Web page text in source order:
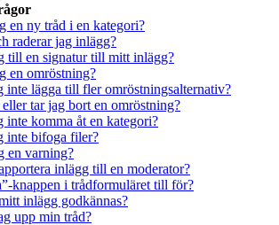
en ny tråd i en kategori?
raderar jag inlägg?
till en signatur till mitt inlägg?
en omröstning?
inte lägga till fler omröstningsalternativ?
tar jag bort en omröstning?
inte komma åt en kategori?
inte bifoga filer?
en varning?
inlägg till en moderator?
knappen i trådformuläret till för?
inlägg godkännas?
upp min tråd?